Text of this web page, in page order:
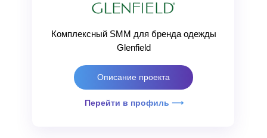
Перейти в профиль ⟶
Описание проекта
Комплексный SMM для бренда одежды
Glenfield